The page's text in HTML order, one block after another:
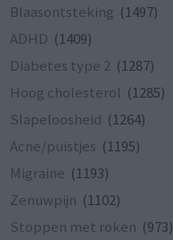
Blaasontsteking (1497)
ADHD (1409)
Diabetes type 2 (1287)
Hoog cholesterol (1285)
Slapeloosheid (1264)
Acne/puistjes (1195)
Migraine (1193)
Zenuwpijn (1102)
Stoppen met roken (973)